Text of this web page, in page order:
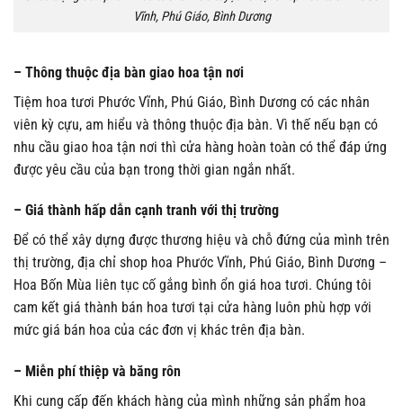
Vĩnh, Phú Giáo, Bình Dương
– Thông thuộc địa bàn giao hoa tận nơi
Tiệm hoa tươi Phước Vĩnh, Phú Giáo, Bình Dương có các nhân
viên kỳ cựu, am hiểu và thông thuộc địa bàn. Vì thế nếu bạn có
nhu cầu giao hoa tận nơi thì cửa hàng hoàn toàn có thể đáp ứng
được yêu cầu của bạn trong thời gian ngắn nhất.
– Giá thành hấp dẫn cạnh tranh với thị trường
Để có thể xây dựng được thương hiệu và chỗ đứng của mình trên
thị trường, địa chỉ shop hoa Phước Vĩnh, Phú Giáo, Bình Dương –
Hoa Bốn Mùa liên tục cố gắng bình ổn giá hoa tươi. Chúng tôi
cam kết giá thành bán hoa tươi tại cửa hàng luôn phù hợp với
mức giá bán hoa của các đơn vị khác trên địa bàn.
– Miễn phí thiệp và băng rôn
Khi cung cấp đến khách hàng của mình những sản phẩm hoa